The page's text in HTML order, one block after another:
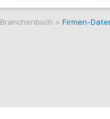
Branchenbuch > Firmen-